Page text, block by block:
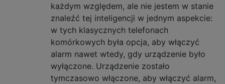
każdym względem, ale nie jestem w stanie
znaleźć tej inteligencji w jednym aspekcie:
w tych klasycznych telefonach
komórkowych była opcja, aby włączyć
alarm nawet wtedy, gdy urządzenie było
wyłączone. Urządzenie zostało
tymczasowo włączone, aby włączyć alarm,